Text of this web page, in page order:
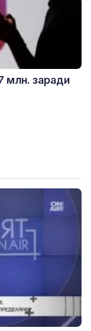
млн. заради